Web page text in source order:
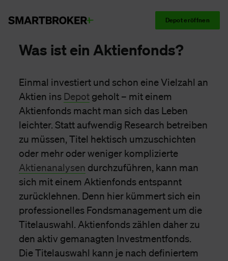
Depot eröffnen
Was ist ein Aktienfonds?
Einmal investiert und schon eine Vielzahl an
Aktien ins Depot geholt – mit einem
Aktienfonds macht man sich das Leben
leichter. Statt aufwendig Research betreiben
zu müssen, Titel hektisch umzuschichten
oder mehr oder weniger komplizierte
Aktienanalysen durchzuführen, kann man
sich mit einem Aktienfonds entspannt
zurücklehnen. Denn hier kümmert sich ein
professionelles Fondsmanagement um die
Titelauswahl. Aktienfonds zählen daher zu
den aktiv gemanagten Investmentfonds.
Die Titelauswahl kann je nach definiertem